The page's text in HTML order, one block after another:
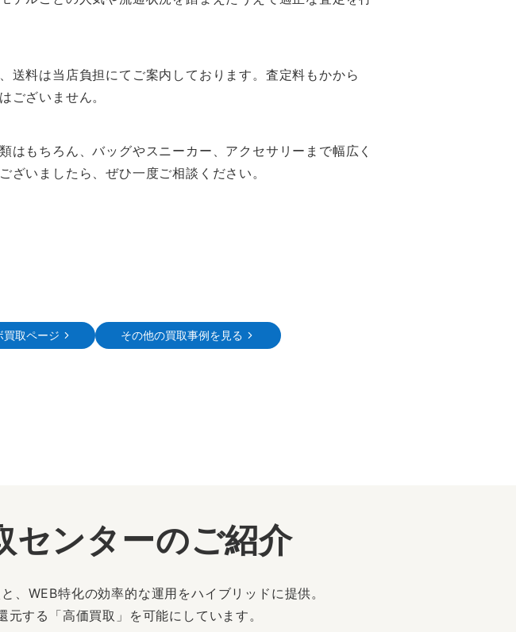
送料は当店負担にてご案内しております。査定料もかから
ございません。
はもちろん、バッグやスニーカー、アクセサリーまで幅広く
いましたら、ぜひ一度ご相談ください。
買取ページ その他の買取事例を見る
センターのご紹介
、WEB特化の効率的な運用をハイブリッドに提供。
する「高価買取」を可能にしています。